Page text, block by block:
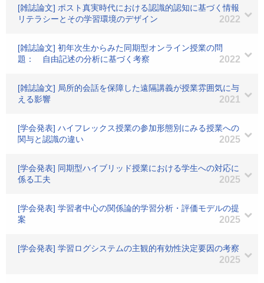
[雑誌論文] ポスト真実時代における認識的認知に基づく情報
リテラシーとその学習環境のデザイン
2022
[雑誌論文] 初年次生からみた同期型オンライン授業の問
題： 自由記述の分析に基づく考察
2022
[雑誌論文] 局所的会話を保障した遠隔講義が授業雰囲気に与
える影響
2021
[学会発表] ハイフレックス授業の参加形態別にみる授業への
関与と認識の違い
2025
[学会発表] 同期型ハイブリッド授業における学生への対応に
係る工夫
2025
[学会発表] 学習者中心の関係論的学習分析・評価モデルの提
案
2025
[学会発表] 学習ログシステムの主観的有効性決定要因の考察
2025